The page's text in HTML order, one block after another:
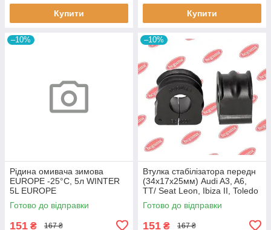
Купити Купити
–10%
Рідина омивача зимова
EUROPE -25°C, 5л WINTER
5L EUROPE
Готово до відправки
151 ₴ 167 ₴
–10%
Втулка стабілізатора передн
(34х17х25мм) Audi A3, A6,
TT/ Seat Leon, Ibiza II, Toledo
II (BC0226) BCGUMA BC0226
BC GUMA
Готово до відправки
151 ₴ 167 ₴